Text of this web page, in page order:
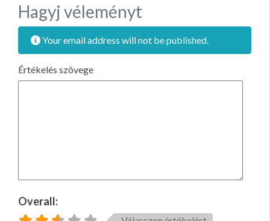
Hagyj véleményt
Your email address will not be published.
Értékelés szövege
Overall: